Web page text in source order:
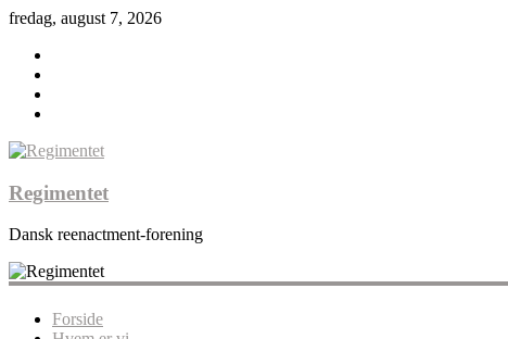
fredag, august 7, 2026
Regimentet
Dansk reenactment-forening
Forside